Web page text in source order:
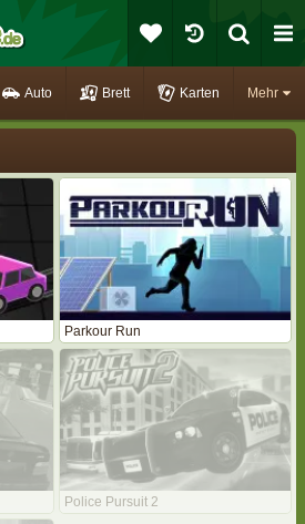
Mehr
Auto Brett Karten
Parkour Run
Police Pursuit 2